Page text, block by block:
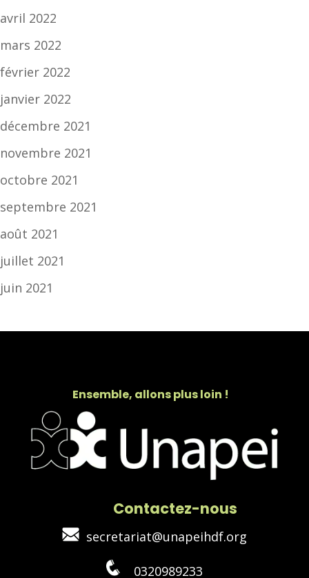
avril 2022
mars 2022
février 2022
janvier 2022
décembre 2021
novembre 2021
octobre 2021
septembre 2021
août 2021
juillet 2021
juin 2021
Ensemble, allons plus loin !
Contactez-nous
secretariat@unapeihdf.org
0320989233